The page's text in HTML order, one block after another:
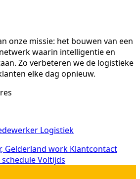
onze missie: het bouwen van een
waarin intelligentie en
Zo verbeteren we de logistieke
elke dag opnieuw.
Logistiek
Gelderland work Klantcontact
scheduleVoltijds